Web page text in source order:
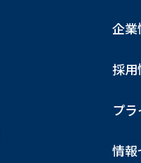
企業
採用
プ
情報